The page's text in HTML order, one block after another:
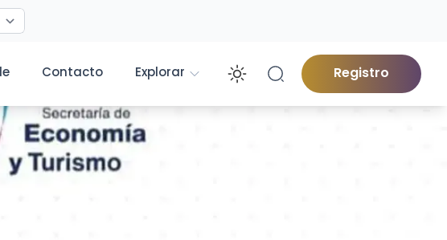
Contacto Explorar
Enable dark
Registro